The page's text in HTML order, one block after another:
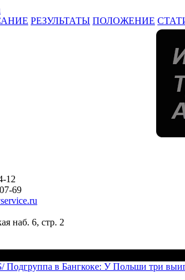
РЕЗУЛЬТАТЫ ПОЛОЖЕНИЕ
12
69
наб. 6, стр. 2
Подгруппа в Бангкоке: У Польши три